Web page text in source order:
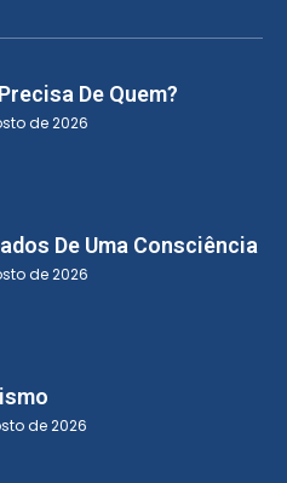
De Quem?
de 2026
De Uma Consciência
de 2026
de 2026